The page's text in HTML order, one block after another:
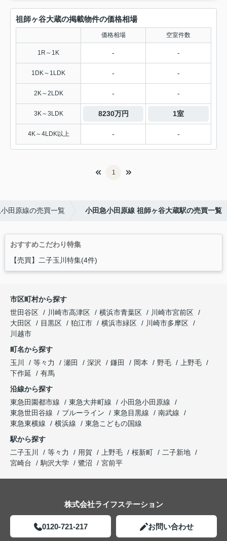
祖師ヶ谷大蔵の掲載物件の価格相場
価格相場 空室件数
1R～1K - -
1DK～1LDK - -
2K～2LDK - -
3K～3LDK 8230万円 1室
4K～4LDK以上 - -
1
田原線の売買一覧 小田急小田原線 祖師ヶ谷大蔵駅の売買一覧
おすすめこだわり特集
【売買】二子玉川特集(4件)
市区町村から探す
世田谷区
川崎市高津区 横浜市青葉区
川崎市宮前区
大田区
目黒区 狛江市 横浜市緑区
川崎市多摩区
川越市
町名から探す
玉川
等々力 瀬田 深沢 鎌田 岡本 野毛
上野毛
下作延
有馬
沿線から探す
東急田園都市線
東急大井町線
小田急小田原線
東急世田谷線
ブルーライン 東急目黒線
南武線
東急東横線
横浜線
東急こどもの国線
駅から探す
二子玉川
等々力 用賀 上野毛 桜新町
二子新地
宮崎台
駒沢大学 鷺沼 宮前平
株式会社ライフステーション
0120-721-217 お問い合わせ